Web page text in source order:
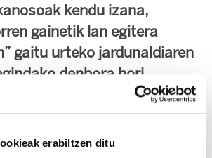
erabiltzen ditu
kendu izana,
gainetik lan egitera
gaitu urteko jardunaldiaren
denbora hori
izateko